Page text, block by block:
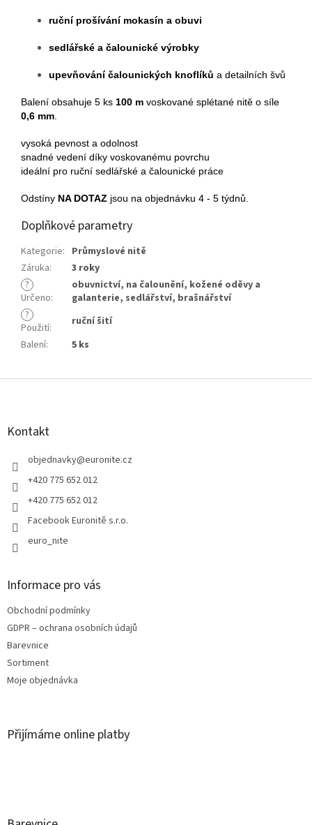
ruční prošívání mokasín a obuvi
sedlářské a čalounické výrobky
upevňování čalounických knoflíků a detailních švů
Balení obsahuje 5 ks 100 m voskované splétané nitě o síle
0,6 mm
vysoká pevnost a odolnost
snadné vedení díky voskovanému povrchu
ideální pro ruční sedlářské a čalounické práce
Odstíny NA DOTAZ jsou na objednávku 4 - 5 týdnů.
Doplňkové parametry
Kategorie: Průmyslové nitě
Záruka:
3 roky
?
Určeno:
obuvnictví, na čalounění, kožené oděvy a
galanterie, sedlářství, brašnářství
?
Použití:
ruční šití
Balení: 5 ks
Z
Kontakt
objednavky@euronite.cz
+420 775 652 012
+420 775 652 012
Facebook Euronitě s.r.o.
euro_nite
Informace pro vás
Obchodní podmínky
GDPR – ochrana osobních údajů
Barevnice
Sortiment
Moje objednávka
Přijímáme online platby